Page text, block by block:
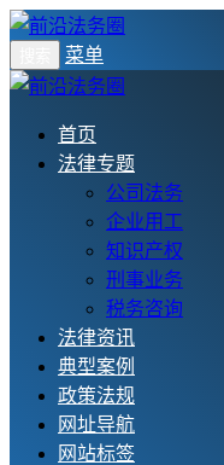
菜单
首页
法律专题
公司法务
企业用工
知识产权
刑事业务
税务咨询
法律资讯
典型案例
政策法规
网址导航
网站标签